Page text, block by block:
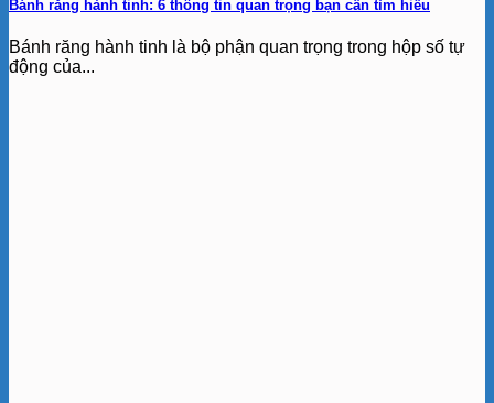
Bánh răng hành tinh: 6 thông tin quan trọng bạn cần tìm hiểu
Bánh răng hành tinh là bộ phận quan trọng trong hộp số tự
động của...